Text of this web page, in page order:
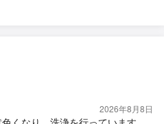
2026年8月8日